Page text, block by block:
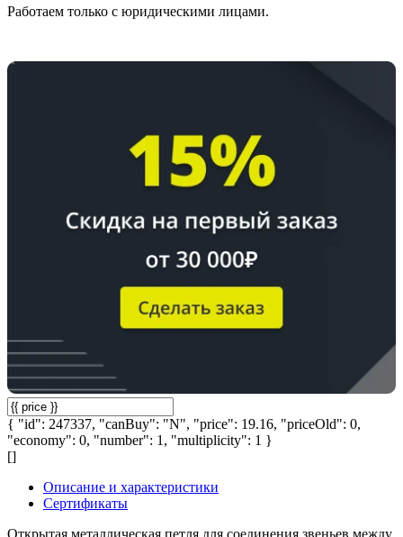
Работаем только с юридическими лицами.
{ "id": 247337, "canBuy": "N", "price": 19.16, "priceOld": 0,
"economy": 0, "number": 1, "multiplicity": 1 }
[]
Описание и характеристики
Сертификаты
Открытая металлическая петля для соединения звеньев между